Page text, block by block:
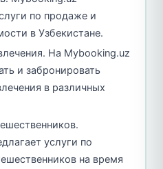
по продаже и
в Узбекистане.
На Mybooking.uz
и забронировать
в различных
услуги по
на время